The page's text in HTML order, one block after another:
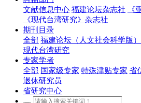
文献信息中心 福建论坛杂志社
《
《现代台湾研究》杂志社
期刊目录
全部 福建论坛（人文社会科学版）
现代台湾研究
专家学者
全部 国家级专家 特殊津贴专家 省
退休研究员
省研究中心